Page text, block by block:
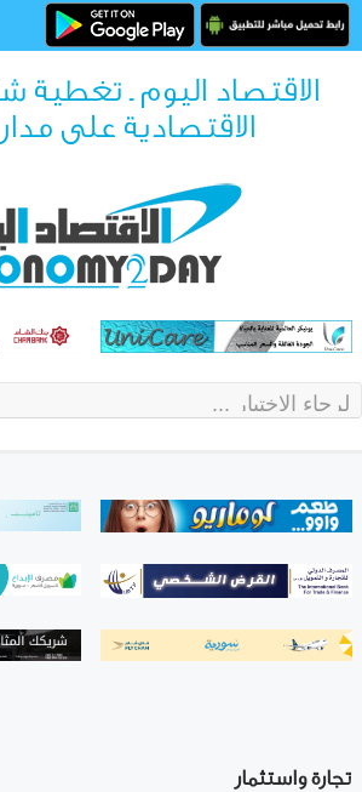
الاقتصاد اليوم ـ تغطية
الاقتصادية على
تجارة واستثمار